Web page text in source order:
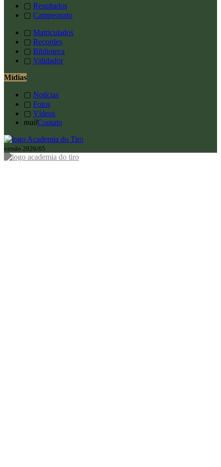
▢ Resultados
▢ Campeonato
▢ Matriculados
▢ Recordes
▢ Biblioteca
▢ Validador
Mídias
▢ Notícias
▢ Fotos
▢ Vídeos
mailContato
versão 2026/05